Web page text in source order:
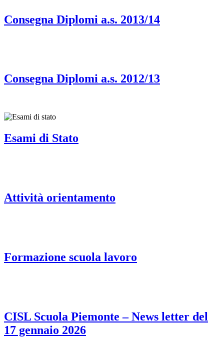
Consegna Diplomi a.s. 2013/14
Consegna Diplomi a.s. 2012/13
Esami di Stato
Attività orientamento
Formazione scuola lavoro
CISL Scuola Piemonte – News letter del
17 gennaio 2026